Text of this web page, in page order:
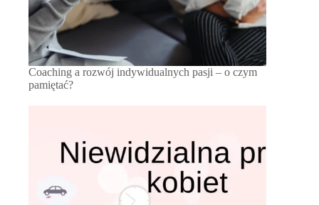
Coaching a rozwój indywidualnych pasji – o czym
pamiętać?